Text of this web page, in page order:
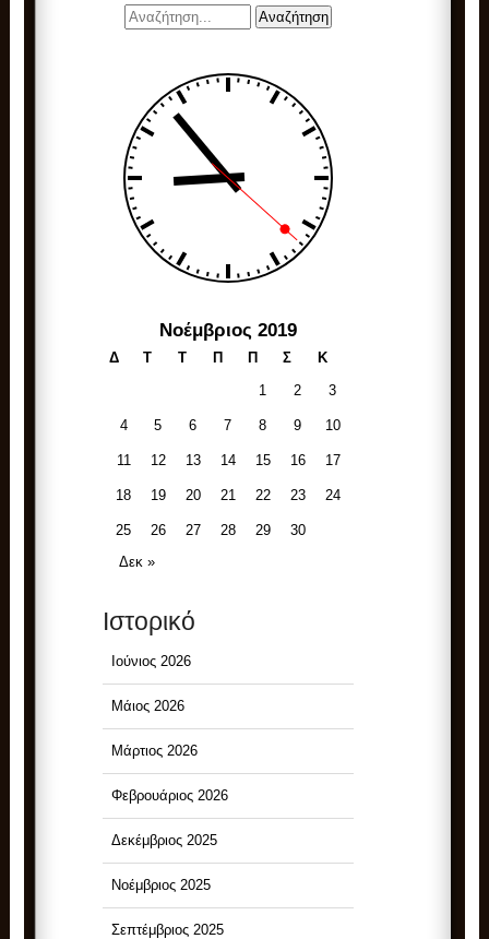
Νοέμβριος 2019
Δ Τ Τ Π Π Σ
Κ
1
2 3
4 5 6 7 8 9 10
11 12 13 14 15 16 17
18 19 20 21 22 23 24
25 26 27 28 29
30
Δεκ »
Ιστορικό
Ιούνιος 2026
Μάιος 2026
Μάρτιος 2026
Φεβρουάριος 2026
Δεκέμβριος 2025
Νοέμβριος 2025
Σεπτέμβριος 2025